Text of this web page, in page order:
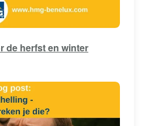
de herfst en winter